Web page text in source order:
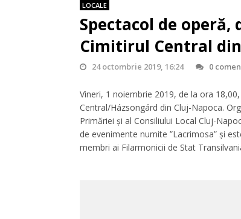
LOCALE
Spectacol de
Cimitirul Central
24 octombrie 2019, 16:24 0
Vineri, 1 noiembrie 2019, de la ora
Central/Házsongárd din Cluj-Napoca.
Primăriei și al Consiliului Local Cluj-
de evenimente numite ”Lacrimosa” și
membri ai Filarmonicii de Stat